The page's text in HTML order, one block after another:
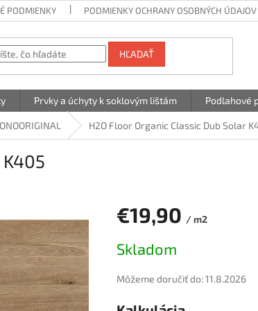
PODMIENKY PODMIENKY OCHRANY OSOBNÝCH ÚDAJOV
HĽADAŤ
Prvky a úchyty k soklovým lištám Podlahové
H2O Floor Organic Classic Dub Solar
€19,90 / m2
cena:
Skladom
Môžeme doručiť do:11.8.2026